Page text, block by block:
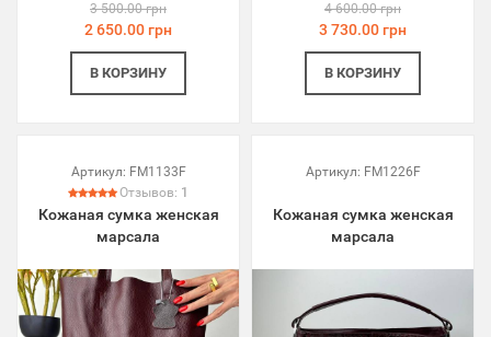
3 500.00 грн
2 650.00 грн
В КОРЗИНУ
4 600.00 грн
3 730.00 грн
В КОРЗИНУ
Артикул: FM1133F
Отзывов: 1
Кожаная сумка женская
марсала
Артикул: FM1226F
Кожаная сумка женская
марсала